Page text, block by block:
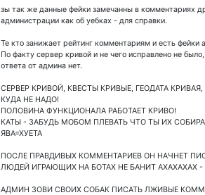
зы так же данные фейки замечанны в комментариях
администрации как об уебках - для справки.
Те кто занижает рейтинг комментариям и есть
По факту сервер кривой и не чего исправлено не
ответа от админа нет.
СЕРВЕР КРИВОЙ, КВЕСТЫ КРИВЫЕ, ГЕОДАТА
КУДА НЕ НАДО!
ПОЛОВИНА ФУНКЦИОНАЛА РАБОТАЕТ КРИВО!
КАТЫ - ЗАБУДЬ МОБОМ ПЛЕВАТЬ ЧТО ТЫ ИХ
ЯВА=ХУЕТА
ПОСЛЕ ПРАВДИВЫХ КОММЕНТАРИЕВ ОН НАЧНЕТ
ЛЮДЕЙ ИГРАЮЩИХ НА БОТАХ НЕ БАНИТ АХАХАХАХ
АДМИН ЗОВИ СВОИХ СОБАК ПИСАТЬ ЛЖИВЫЕ